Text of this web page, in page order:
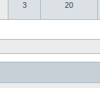
3 20